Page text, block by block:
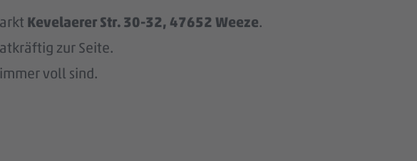
Kevelaerer Str. 30-32, 47652 Weeze.
zur Seite.
voll sind.